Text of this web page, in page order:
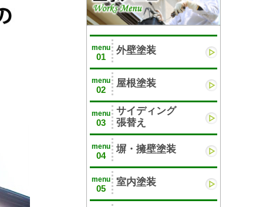
menu
01
外壁塗装
menu
02
屋根塗装
menu
03
サイディング
張替え
menu
04
塀・擁壁塗装
menu
05
室内塗装